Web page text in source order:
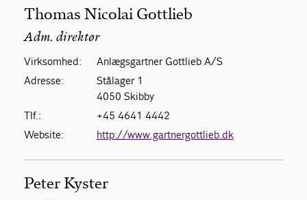
Thomas Nicolai Gottlieb
Adm. direktør
Virksomhed:
Anlægsgartner Gottlieb A/S
Adresse:
Stålager 1
4050 Skibby
Tlf.:
+45 4641 4442
Website:
http://www.gartnergottlieb.dk
Peter Kyster